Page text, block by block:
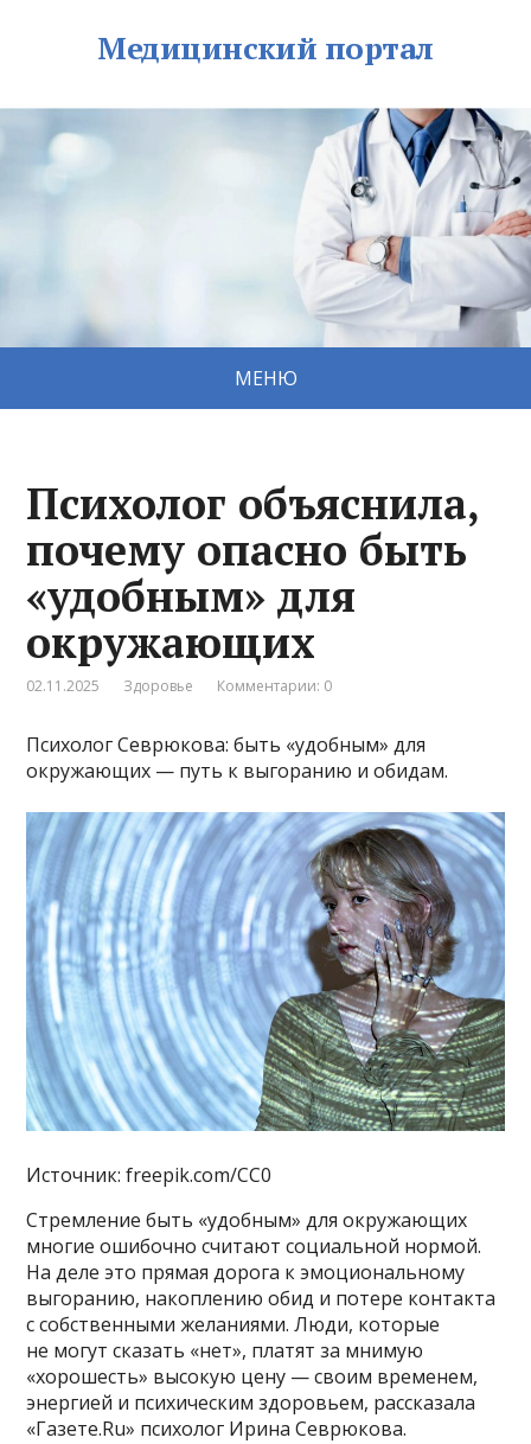
Медицинский портал
МЕНЮ
Психолог объяснила,
почему опасно быть
«удобным» для
окружающих
02.11.2025 Здоровье Комментарии: 0
Психолог Севрюкова: быть «удобным» для
окружающих — путь к выгоранию и обидам.
Источник: freepik.com/CC0
Стремление быть «удобным» для окружающих
многие ошибочно считают социальной нормой.
На деле это прямая дорога к эмоциональному
выгоранию, накоплению обид и потере контакта
с собственными желаниями. Люди, которые
не могут сказать «нет», платят за мнимую
«хорошесть» высокую цену — своим временем,
энергией и психическим здоровьем, рассказала
«Газете.Ru» психолог Ирина Севрюкова.